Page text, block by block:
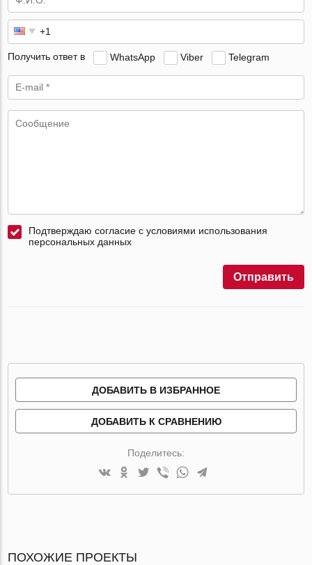
Получить ответ в WhatsApp Viber Telegram
Подтверждаю согласие с условиями использования
персональных данных
Отправить
ДОБАВИТЬ В ИЗБРАННОЕ
ДОБАВИТЬ К СРАВНЕНИЮ
Поделитесь:
ПОХОЖИЕ ПРОЕКТЫ